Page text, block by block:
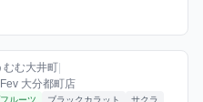
ズミックスを見る
むむ大井町 / お店シーシャ /
むむ大井町|
大分都町店
ー
ルーツ ブラックカラット サクラ